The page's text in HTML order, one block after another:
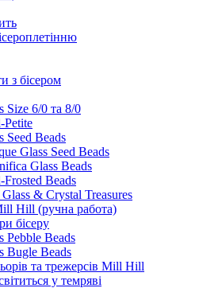
з бісером
Size 6/0 та 8/0
Petite
Seed Beads
Glass Seed Beads
Glass Beads
Frosted Beads
& Crystal Treasures
Hill (ручна работа)
бісеру
Pebble Beads
Bugle Beads
та трежерсів Mill Hill
у темряві